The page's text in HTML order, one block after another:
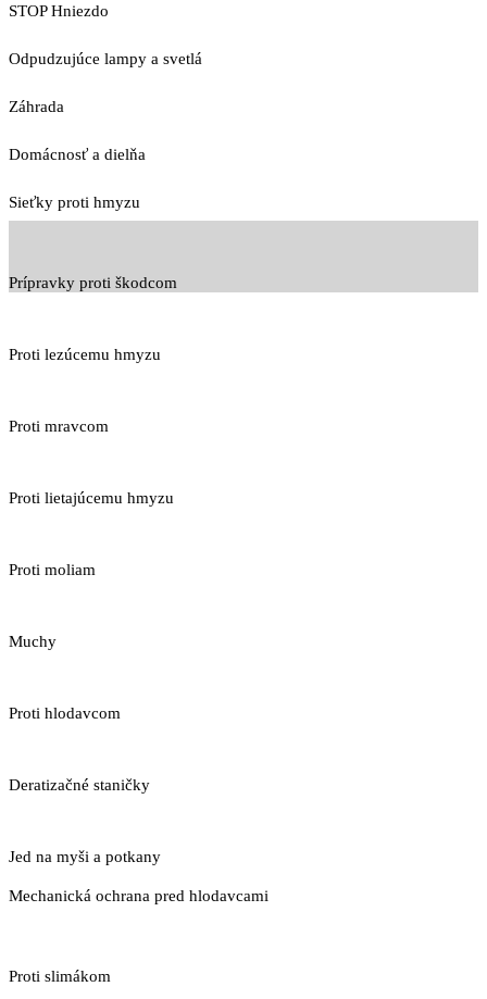
STOP Hniezdo
Odpudzujúce lampy a svetlá
Záhrada
Domácnosť a dielňa
Sieťky proti hmyzu
Prípravky proti škodcom
Proti lezúcemu hmyzu
Proti mravcom
Proti lietajúcemu hmyzu
Proti moliam
Muchy
Proti hlodavcom
Deratizačné staničky
Jed na myši a potkany
Mechanická ochrana pred hlodavcami
Proti slimákom